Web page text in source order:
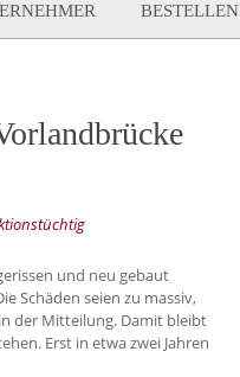
BESTELLEN
und neu gebaut
Schäden seien zu massiv,
der Mitteilung. Damit bleibt
Erst in etwa zwei Jahren